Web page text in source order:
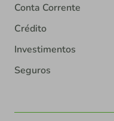
Conta Corrente
Crédito
Investimentos
Seguros